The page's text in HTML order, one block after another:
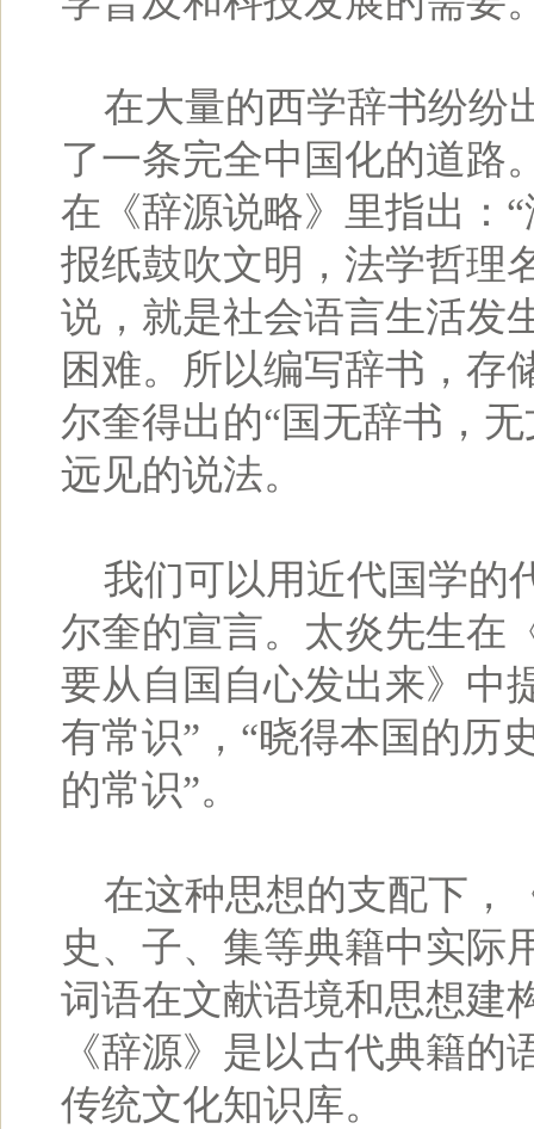
在大量的西学辞书纷纷
了一条完全中国化的道路
在《辞源说略》里指出：
报纸鼓吹文明，法学哲理
说，就是社会语言生活发
困难。所以编写辞书，存
尔奎得出的“国无辞书，
远见的说法。
我们可以用近代国学的
尔奎的宣言。太炎先生在
要从自国自心发出来》中
有常识”，“晓得本国的历
的常识”。
在这种思想的支配下，
史、子、集等典籍中实际
词语在文献语境和思想建
《辞源》是以古代典籍
传统文化知识库。